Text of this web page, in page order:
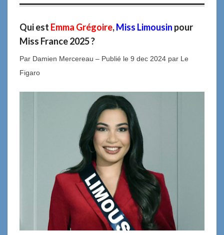
Qui est Emma Grégoire,Miss Limousin pour
Miss France 2025 ?
Par Damien Mercereau – Publié le 9 dec 2024 par Le
Figaro